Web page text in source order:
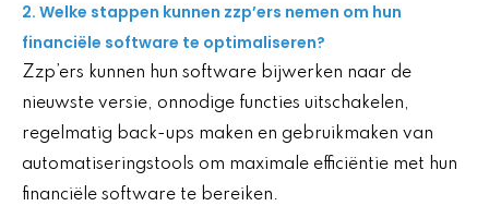
2. Welke stappen kunnen zzp’ers nemen om hun
financiële software te optimaliseren?
Zzp’ers kunnen hun software bijwerken naar de
nieuwste versie, onnodige functies uitschakelen,
regelmatig back-ups maken en gebruikmaken van
automatiseringstools om maximale efficiëntie met hun
financiële software te bereiken.